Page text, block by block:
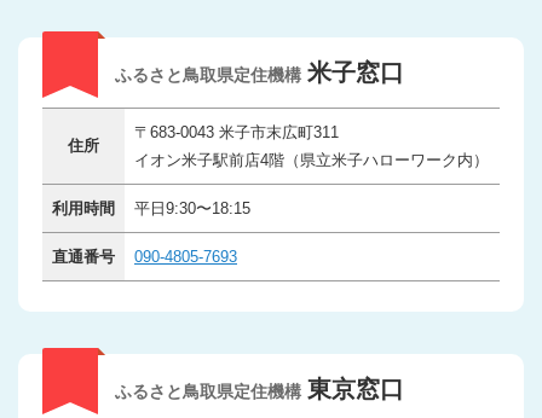
ふるさと鳥取県定住機構 米子窓口
住所
〒683-0043 米子市末広町311
イオン米子駅前店4階（県立米子ハローワーク内）
利用時間 平日9:30〜18:15
直通番号 090-4805-7693
ふるさと鳥取県定住機構 東京窓口